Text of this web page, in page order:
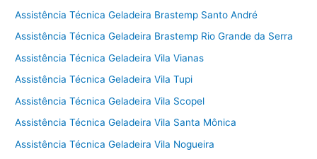
Assistência Técnica Geladeira Brastemp Santo André
Assistência Técnica Geladeira Brastemp Rio Grande da Serra
Assistência Técnica Geladeira Vila Vianas
Assistência Técnica Geladeira Vila Tupi
Assistência Técnica Geladeira Vila Scopel
Assistência Técnica Geladeira Vila Santa Mônica
Assistência Técnica Geladeira Vila Nogueira